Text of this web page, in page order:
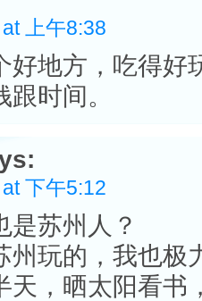
上午8:38
好地方，吃得好
时间。
下午5:12
是苏州人？
州玩的，我也极
天，晒太阳看书